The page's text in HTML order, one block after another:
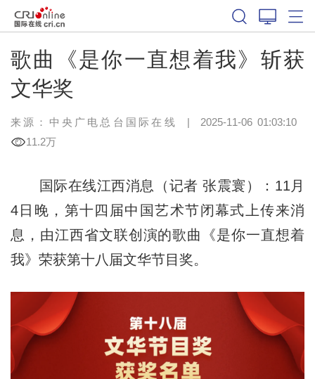
歌曲《是你一直想着我》斩获
文华奖
来源：中央广电总台国际在线 | 2025-11-06 01:03:10
11.2万
国际在线江西消息（记者 张震寰）：11月
4日晚，第十四届中国艺术节闭幕式上传来消
息，由江西省文联创演的歌曲《是你一直想着
我》荣获第十八届文华节目奖。